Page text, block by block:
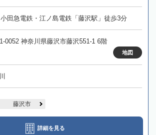
田急電鉄・江ノ島電鉄「藤沢駅」徒歩3分
0052 神奈川県藤沢市藤沢551-1 6階
地図
藤沢市
詳細を見る